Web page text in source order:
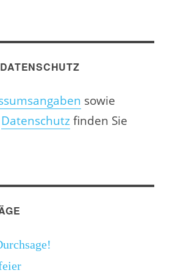
sowie
Datenschutzfinden Sie